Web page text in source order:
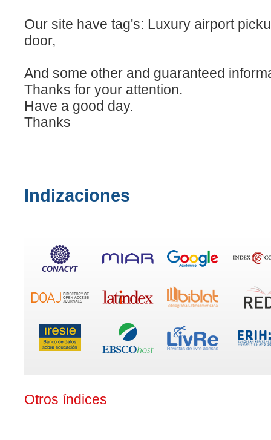
Our site have tag's: Luxury airport
door,
And some other and guaranteed
Thanks for your attention.
Have a good day.
Thanks
Indizaciones
Otros índices